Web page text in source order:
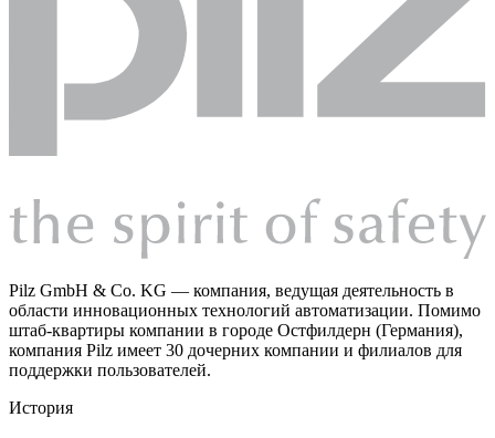
Pilz GmbH & Co. KG — компания, ведущая деятельность в
области инновационных технологий автоматизации. Помимо
штаб-квартиры компании в городе Остфилдерн (Германия),
компания Pilz имеет 30 дочерних компании и филиалов для
поддержки пользователей.
История